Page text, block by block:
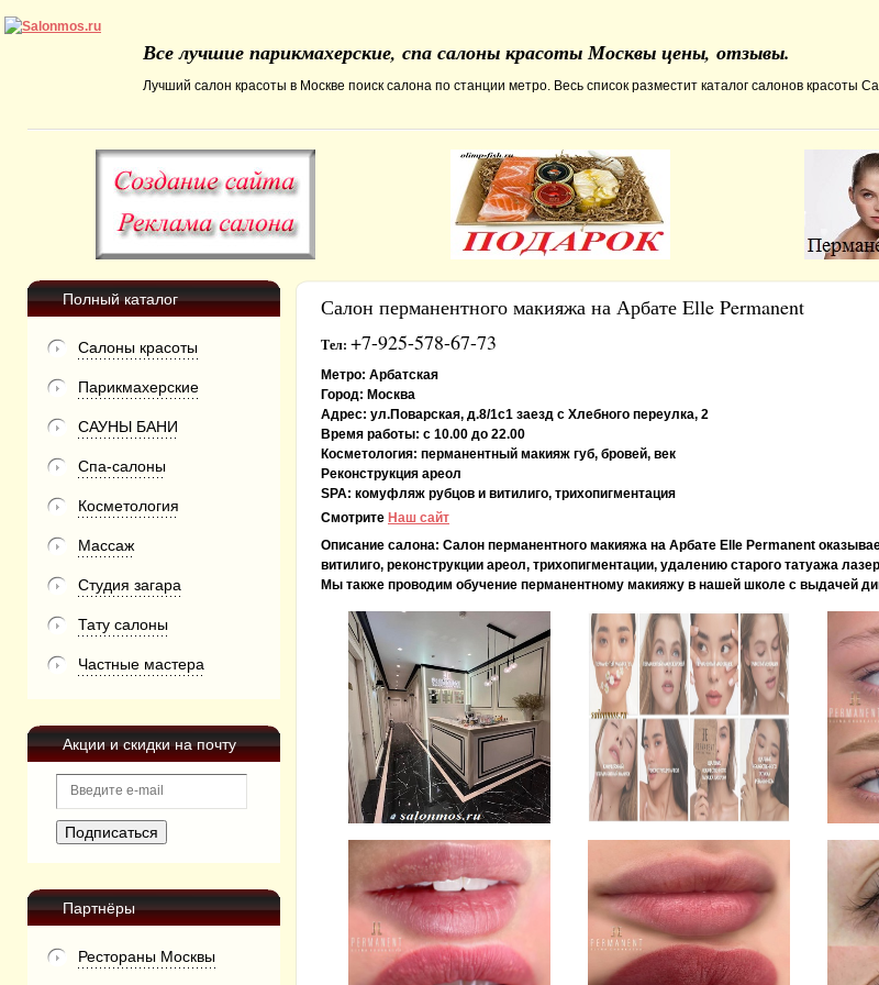
Все лучшие парикмахерские, спа салоны красоты Москвы цены, отзывы.
Лучший салон красоты в Москве поиск салона по станции метро. Весь список разместит каталог салонов красоты
Полный каталог
Салоны красоты
Парикмахерские
САУНЫ БАНИ
Спа-салоны
Косметология
Массаж
Студия загара
Тату салоны
Частные мастера
Акции и скидки на почту
Партнёры
Рестораны Москвы
Салон перманентного макияжа на Арбате Elle Permanent
Тел: +7-925-578-67-73
Метро: Арбатская
Город: Москва
Адрес: ул.Поварская, д.8/1с1 заезд с Хлебного переулка, 2
Время работы: с 10.00 до 22.00
Косметология: перманентный макияж губ, бровей, век
Реконструкция ареол
SPA: комуфляж рубцов и витилиго, трихопигментация
Смотрите Наш сайт
Описание салона: Салон перманентного макияжа на Арбате Elle Permanent
витилиго, реконструкции ареол, трихопигментации, удалению старого татуажа
Мы также проводим обучение перманентному макияжу в нашей школе с выдачей